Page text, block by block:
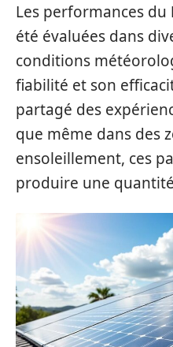
Les performances du
été évaluées dans
conditions
fiabilité et son
partagé des
que même dans des
ensoleillement, ces
produire une